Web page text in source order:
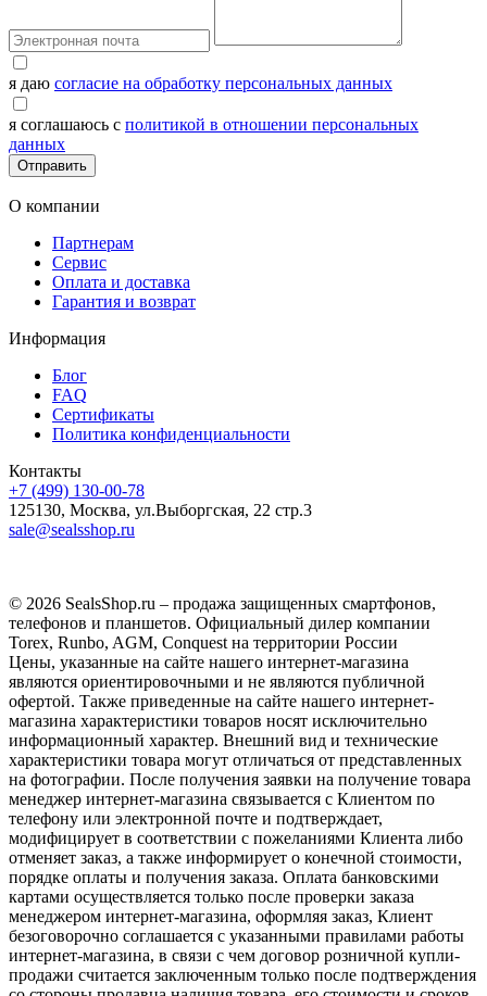
я даю согласие на обработку персональных данных
я соглашаюсь с политикой в отношении персональных
данных
Отправить
О компании
Партнерам
Сервис
Оплата и доставка
Гарантия и возврат
Информация
Блог
FAQ
Сертификаты
Политика конфиденциальности
Контакты
+7 (499) 130-00-78
125130, Москва, ул.Выборгская, 22 стр.3
sale@sealsshop.ru
© 2026 SealsShop.ru – продажа защищенных смартфонов,
телефонов и планшетов. Официальный дилер компании
Torex, Runbo, AGM, Conquest на территории России
Цены, указанные на сайте нашего интернет-магазина
являются ориентировочными и не являются публичной
офертой. Также приведенные на сайте нашего интернет-
магазина характеристики товаров носят исключительно
информационный характер. Внешний вид и технические
характеристики товара могут отличаться от представленных
на фотографии. После получения заявки на получение товара
менеджер интернет-магазина связывается с Клиентом по
телефону или электронной почте и подтверждает,
модифицирует в соответствии с пожеланиями Клиента либо
отменяет заказ, а также информирует о конечной стоимости,
порядке оплаты и получения заказа. Оплата банковскими
картами осуществляется только после проверки заказа
менеджером интернет-магазина, оформляя заказ, Клиент
безоговорочно соглашается с указанными правилами работы
интернет-магазина, в связи с чем договор розничной купли-
продажи считается заключенным только после подтверждения